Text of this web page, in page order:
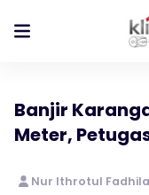
Banjir
Meter,
Nur Ithrotul